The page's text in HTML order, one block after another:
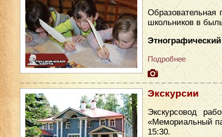
школьников в
Подробнее
Экскурсии
Экскурсовод
«Мемориальный
15:30.